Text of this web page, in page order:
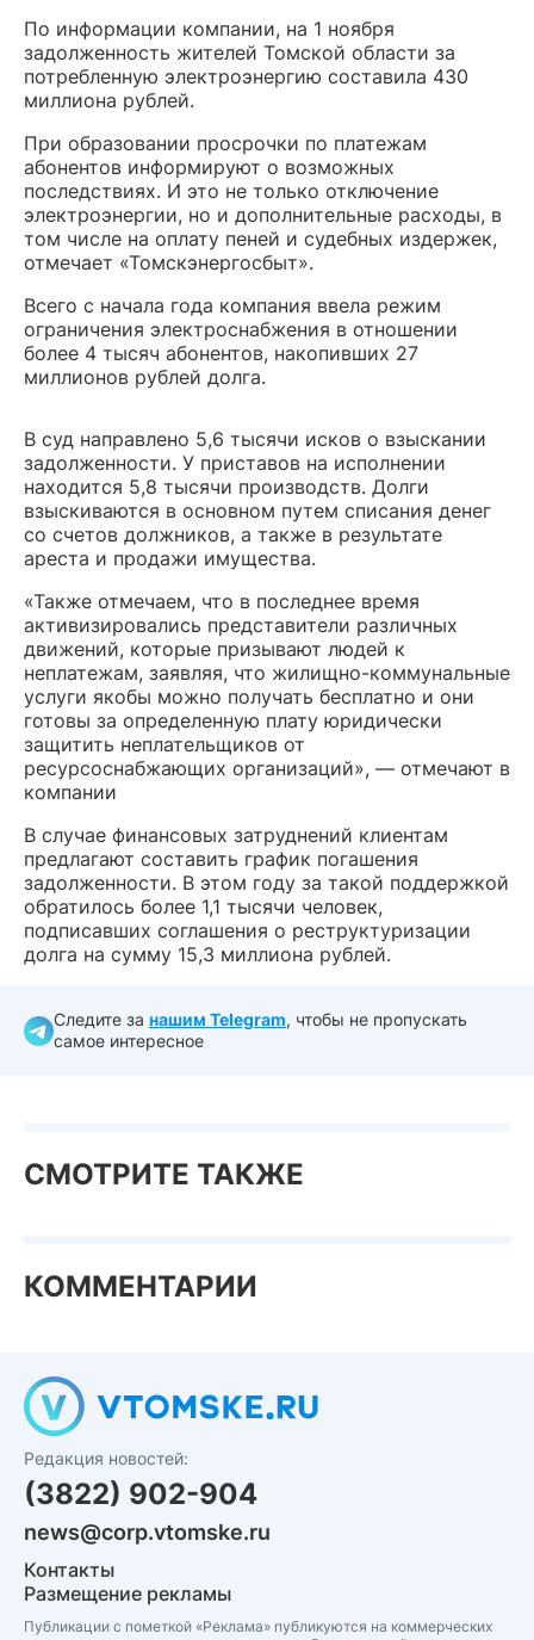
По информации компании, на 1 ноября
задолженность жителей Томской области за
потребленную электроэнергию составила 430
миллиона рублей.
При образовании просрочки по платежам
абонентов информируют о возможных
последствиях. И это не только отключение
электроэнергии, но и дополнительные расходы, в
том числе на оплату пеней и судебных издержек,
отмечает «Томскэнергосбыт».
Всего с начала года компания ввела режим
ограничения электроснабжения в отношении
более 4 тысяч абонентов, накопивших 27
миллионов рублей долга.
В суд направлено 5,6 тысячи исков о взыскании
задолженности. У приставов на исполнении
находится 5,8 тысячи производств. Долги
взыскиваются в основном путем списания денег
со счетов должников, а также в результате
ареста и продажи имущества.
«Также отмечаем, что в последнее время
активизировались представители различных
движений, которые призывают людей к
неплатежам, заявляя, что жилищно-коммунальные
услуги якобы можно получать бесплатно и они
готовы за определенную плату юридически
защитить неплательщиков от
ресурсоснабжающих организаций», — отмечают в
компании
В случае финансовых затруднений клиентам
предлагают составить график погашения
задолженности. В этом году за такой поддержкой
обратилось более 1,1 тысячи человек,
подписавших соглашения о реструктуризации
долга на сумму 15,3 миллиона рублей.
Следите за нашим Telegram, чтобы не пропускать
самое интересное
СМОТРИТЕ ТАКЖЕ
КОММЕНТАРИИ
Редакция новостей:
(3822) 902-904
news@corp.vtomske.ru
Контакты
Размещение рекламы
Публикации с пометкой «Реклама» публикуются на коммерческих